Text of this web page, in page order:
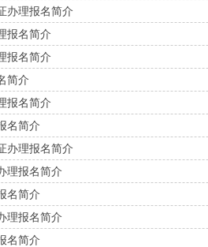
办理报名简介
报名简介
报名简介
简介
报名简介
名简介
办理报名简介
理报名简介
名简介
理报名简介
名简介